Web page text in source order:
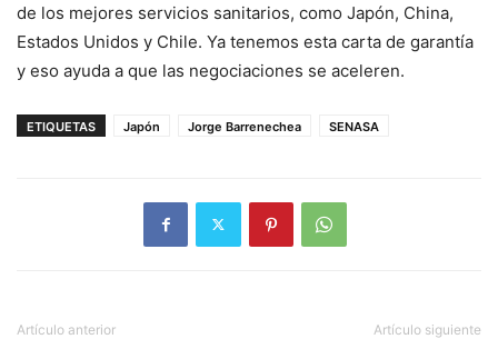
de los mejores servicios sanitarios, como Japón, China,
Estados Unidos y Chile. Ya tenemos esta carta de garantía
y eso ayuda a que las negociaciones se aceleren.
ETIQUETAS Japón Jorge Barrenechea SENASA
Artículo anterior Artículo siguiente